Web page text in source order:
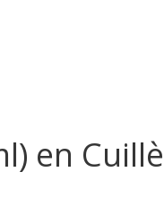
en